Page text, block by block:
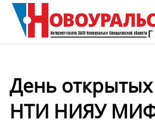
День
НТИ НИЯУ